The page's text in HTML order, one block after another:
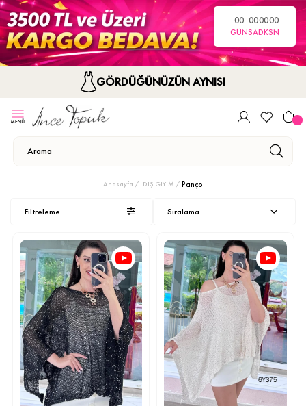
00
GÜN
00
SA
00
DK
00
SN
GÖRDÜĞÜNÜZÜN AYNISI
Anasayfa DIŞ GİYİM Panço
Filtreleme Sıralama